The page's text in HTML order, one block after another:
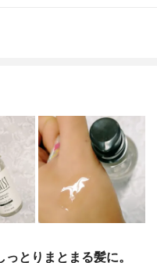
とりまとまる髪に。